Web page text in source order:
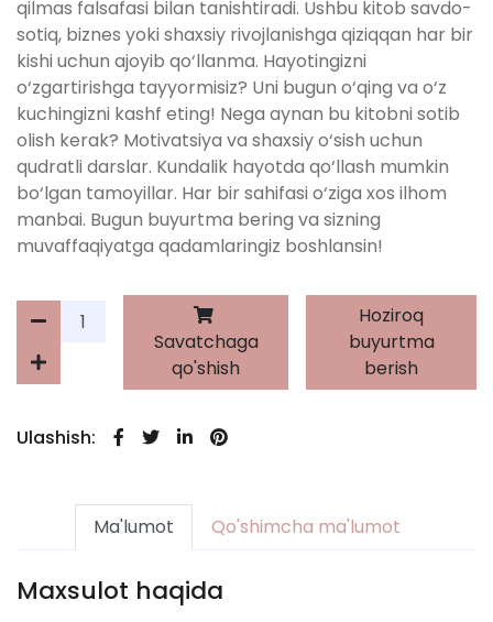
qilmas falsafasi bilan tanishtiradi. Ushbu kitob savdo-
sotiq, biznes yoki shaxsiy rivojlanishga qiziqqan har bir
kishi uchun ajoyib qo‘llanma. Hayotingizni
o‘zgartirishga tayyormisiz? Uni bugun o‘qing va o‘z
kuchingizni kashf eting! Nega aynan bu kitobni sotib
olish kerak? Motivatsiya va shaxsiy o‘sish uchun
qudratli darslar. Kundalik hayotda qo‘llash mumkin
bo‘lgan tamoyillar. Har bir sahifasi o‘ziga xos ilhom
manbai. Bugun buyurtma bering va sizning
muvaffaqiyatga qadamlaringiz boshlansin!
Savatchaga
qo'shish
Hoziroq
buyurtma
berish
Ulashish:
Ma'lumot Qo'shimcha ma'lumot
Maxsulot haqida